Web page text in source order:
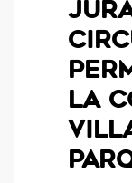
LA